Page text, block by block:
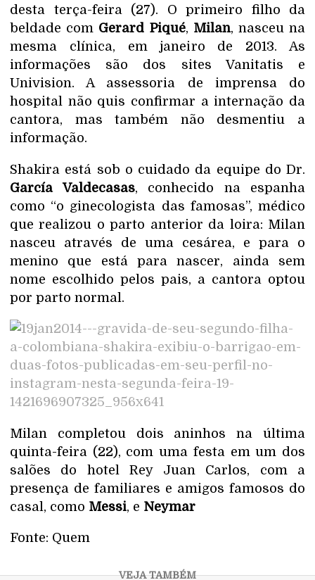
desta terça-feira (27). O primeiro filho da
beldade com Gerard Piqué, Milan, nasceu na
mesma clínica, em janeiro de 2013. As
informações são dos sites Vanitatis e
Univision. A assessoria de imprensa do
hospital não quis confirmar a internação da
cantora, mas também não desmentiu a
informação.
Shakira está sob o cuidado da equipe do Dr.
García Valdecasas, conhecido na espanha
como “o ginecologista das famosas”, médico
que realizou o parto anterior da loira: Milan
nasceu através de uma cesárea, e para o
menino que está para nascer, ainda sem
nome escolhido pelos pais, a cantora optou
por parto normal.
Milan completou dois aninhos na última
quinta-feira (22), com uma festa em um dos
salões do hotel Rey Juan Carlos, com a
presença de familiares e amigos famosos do
casal, como Messi, e Neymar
Fonte: Quem